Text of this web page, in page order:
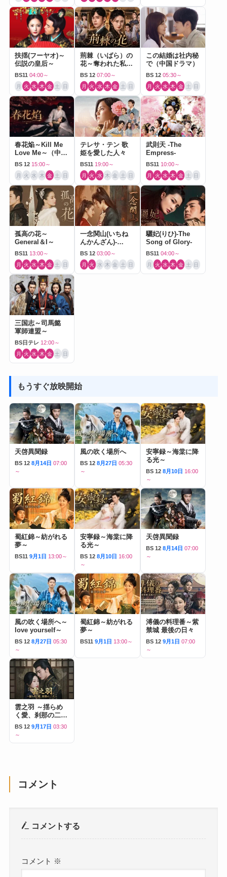
扶揺(フーヤオ)～
伝説の皇后～
BS11 04:00～
月 火 水 木 金 土 日
荊棘（いばら）の
花～奪われた私～
（中国ドラマ）
BS 12 07:00～
月 火 水 木 金 土 日
この結婚は社内秘
で（中国ドラマ）
BS 12 05:30～
月 火 水 木 金 土 日
春花焔～Kill Me
Love Me～（中国
ドラマ）
BS 12 15:00～
月 火 水 木 金 土 日
テレサ・テン 歌
姫を愛した人々
BS11 19:00～
月 火 水 木 金 土 日
武則天 -The
Empress-
BS11 10:00～
月 火 水 木 金 土 日
孤高の花～
General＆I～
BS11 13:00～
月 火 水 木 金 土 日
一念関山(いちね
んかんざん)-
Journey to Love-
BS 12 03:00～
月 火 水 木 金 土 日
驪妃(りひ)-The
Song of Glory-
BS11 04:00～
月 火 水 木 金 土 日
三国志～司馬懿
軍師連盟～
BS日テレ 12:00～
月 火 水 木 金 土 日
もうすぐ放映開始
天啓異聞録
BS 12 8月14日 07:00
～
風の吹く場所へ
BS 12 8月27日 05:30
～
安寧録～海棠に降
る光～
BS 12 8月10日 16:00
～
蜀紅錦～紡がれる
夢～
BS11 9月1日 13:00～
安寧録～海棠に降
る光～
BS 12 8月10日 16:00
～
天啓異聞録
BS 12 8月14日 07:00
～
風の吹く場所へ～
love yourself～
BS 12 8月27日 05:30
～
蜀紅錦～紡がれる
夢～
BS11 9月1日 13:00～
溥儀の料理番～紫
禁城 最後の日々
BS 12 9月1日 07:00
～
雲之羽 ～揺らめ
く愛、刹那の二人
～
BS 12 9月17日 03:30
～
コメント
コメントする
コメント ※